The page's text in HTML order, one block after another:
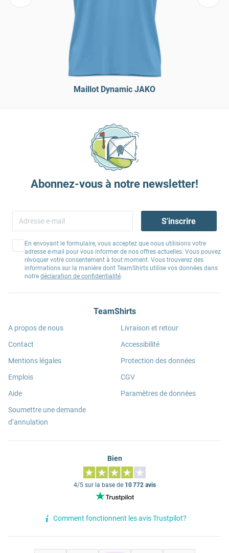
Maillot Dynamic JAKO
Abonnez-vous à notre newsletter!
S'inscrire
En envoyant le formulaire, vous acceptez que nous utilisions votre
adresse e-mail pour vous informer de nos offres actuelles. Vous pouvez
révoquer votre consentement à tout moment. Vous trouverez des
informations sur la manière dont TeamShirts utilise vos données dans
notre déclaration de confidentialité.
TeamShirts
A propos de nous
Contact
Mentions légales
Emplois
Aide
Soumettre une demande
d’annulation
Livraison et retour
Accessibilité
Protection des données
CGV
Paramètres de données
Bien
4/5 sur la base de 10 772 avis
Comment fonctionnent les avis Trustpilot?